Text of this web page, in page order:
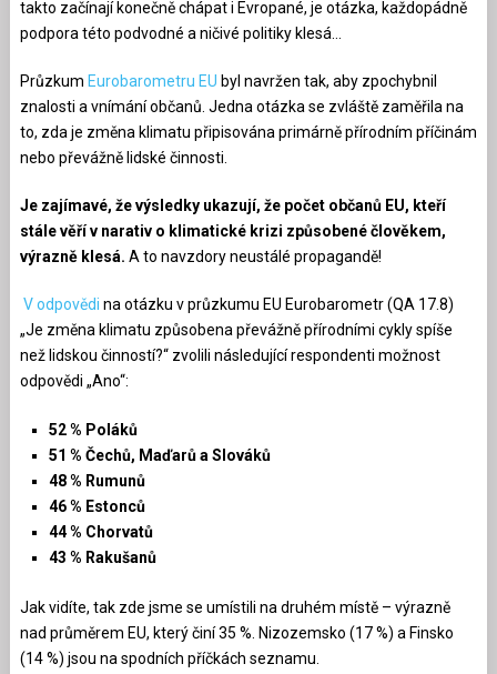
takto začínají konečně chápat i Evropané, je otázka, každopádně
podpora této podvodné a ničivé politiky klesá…
Průzkum Eurobarometru EU byl navržen tak, aby zpochybnil
znalosti a vnímání občanů. Jedna otázka se zvláště zaměřila na
to, zda je změna klimatu připisována primárně přírodním příčinám
nebo převážně lidské činnosti.
Je zajímavé, že výsledky ukazují, že počet občanů EU, kteří
stále věří v narativ o klimatické krizi způsobené člověkem,
výrazně klesá. A to navzdory neustálé propagandě!
V odpovědi na otázku v průzkumu EU Eurobarometr (QA 17.8)
„Je změna klimatu způsobena převážně přírodními cykly spíše
než lidskou činností?“ zvolili následující respondenti možnost
odpovědi „Ano“:
52 % Poláků
51 % Čechů, Maďarů a Slováků
48 % Rumunů
46 % Estonců
44 % Chorvatů
43 % Rakušanů
Jak vidíte, tak zde jsme se umístili na druhém místě – výrazně
nad průměrem EU, který činí 35 %. Nizozemsko (17 %) a Finsko
(14 %) jsou na spodních příčkách seznamu.